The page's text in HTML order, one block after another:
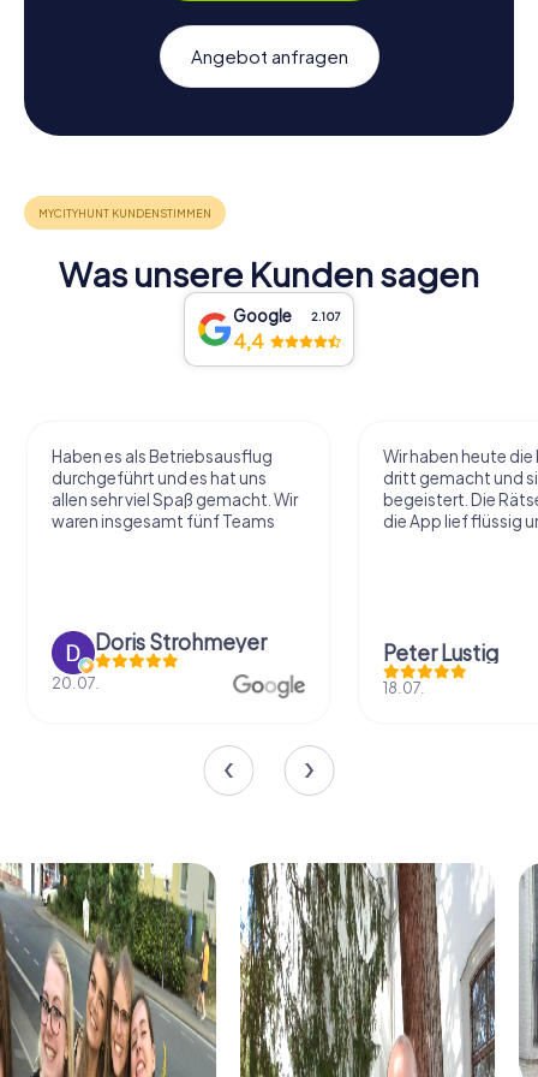
Angebot anfragen
Was unsere Kunden sagen
Google 2.107
4,4
Haben es als Betriebsausflug
durchgeführt und es hat uns
allen sehr viel Spaß gemacht. Wir
waren insgesamt fünf Teams
Doris Strohmeyer
20.07.
Wir haben heute die
dritt gemacht und
begeistert. Die
die App lief flüssig
Peter Lustig
18.07.